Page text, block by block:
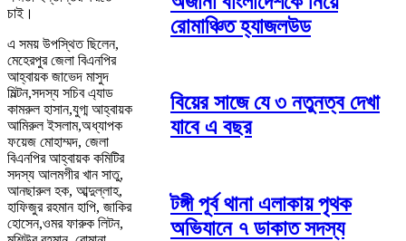
চাই।
এ সময় উপস্থিত ছিলেন,
মেহেরপুর জেলা বিএনপির
আহ্বায়ক জাভেদ মাসুদ
মিল্টন,সদস্য সচিব এ্যাড
কামরুল হাসান,যুগ্ম আহ্বায়ক
আমিরুল ইসলাম,অধ্যাপক
ফয়েজ মোহাম্মদ, জেলা
বিএনপির আহ্বায়ক কমিটির
সদস্য আলমগীর খান সাতু,
আনছারুল হক, আব্দুল্লাহ,
হাফিজুর রহমান হাপি, জাকির
হোসেন,ওমর ফারুক লিটন,
রোমাঞ্চিত হ্যাজলউড
বিয়ের সাজে যে ৩ নতুনত্ব দেখা
যাবে এ বছর
টঙ্গী পূর্ব থানা এলাকায় পৃথক
অভিযানে ৭ ডাকাত সদস্য